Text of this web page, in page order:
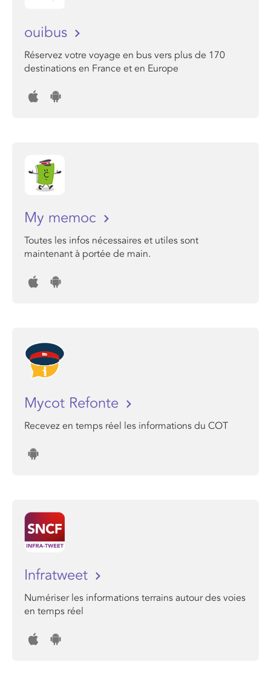
ouibus
Réservez votre voyage en bus vers plus de 170
destinations en France et en Europe
My memoc
Toutes les infos nécessaires et utiles sont
maintenant à portée de main.
Mycot Refonte
Recevez en temps réel les informations du COT
Infratweet
Numériser les informations terrains autour des voies
en temps réel